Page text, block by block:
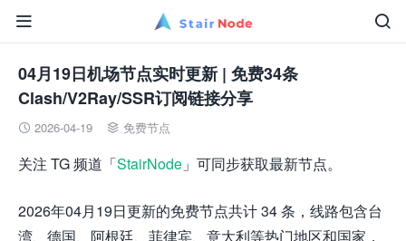


04月19日机场节点实时更新 | 免费34条
Clash/V2Ray/SSR订阅链接分享
 2026-04-19  免费节点
关注 TG 频道「StairNode 」可同步获取最新节点。
2026年04月19日更新的免费节点共计 34 条，线路包含台
湾、德国、阿根廷、菲律宾、意大利等热门地区和国家，